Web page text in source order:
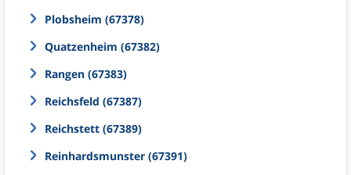
Plobsheim (67378)
Quatzenheim (67382)
Rangen (67383)
Reichsfeld (67387)
Reichstett (67389)
Reinhardsmunster (67391)